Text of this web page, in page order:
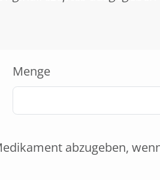
Menge
abzugeben,